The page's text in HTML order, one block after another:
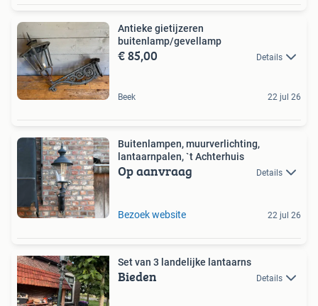
Antieke gietijzeren
buitenlamp/gevellamp
€ 85,00 Details
Beek 22 jul 26
Buitenlampen, muurverlichting,
lantaarnpalen, `t Achterhuis
Op aanvraag Details
Bezoek website 22 jul 26
Set van 3 landelijke lantaarns
Bieden Details